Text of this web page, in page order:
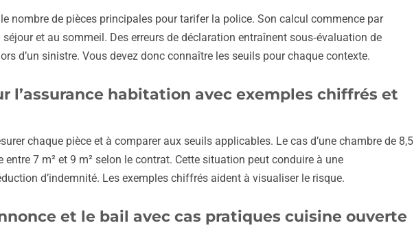
nombre de pièces principales pour tarifer la police. Son calcul commence par
séjour et au sommeil. Des erreurs de déclaration entraînent sous‑évaluation de
d’un sinistre. Vous devez donc connaître les seuils pour chaque contexte.
l’assurance habitation avec exemples chiffrés et
chaque pièce et à comparer aux seuils applicables. Le cas d’une chambre de 8,5
7 m² et 9 m² selon le contrat. Cette situation peut conduire à une
d’indemnité. Les exemples chiffrés aident à visualiser le risque.
et le bail avec cas pratiques cuisine ouverte